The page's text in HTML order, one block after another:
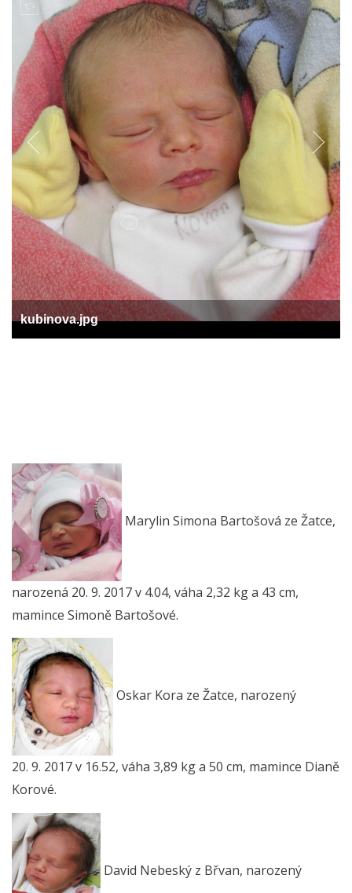
kubinova.jpg
Marylin Simona Bartošová ze Žatce,
narozená 20. 9. 2017 v 4.04, váha 2,32 kg a 43 cm,
mamince Simoně Bartošové.
Oskar Kora ze Žatce, narozený
20. 9. 2017 v 16.52, váha 3,89 kg a 50 cm, mamince Dianě
Korové.
David Nebeský z Břvan, narozený